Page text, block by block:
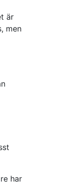
är
men
har